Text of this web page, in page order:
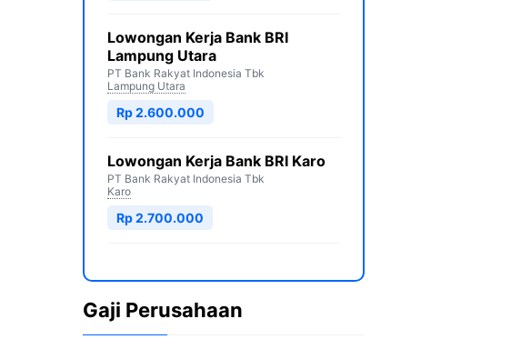
Lowongan Kerja Bank BRI
Lampung Utara
PT Bank Rakyat Indonesia Tbk
Lampung Utara
Rp 2.600.000
Lowongan Kerja Bank BRI Karo
PT Bank Rakyat Indonesia Tbk
Karo
Rp 2.700.000
Gaji Perusahaan